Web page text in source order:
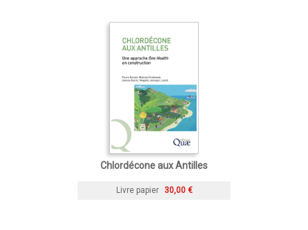
Chlordécone aux Antilles
Livre papier 30,00 €